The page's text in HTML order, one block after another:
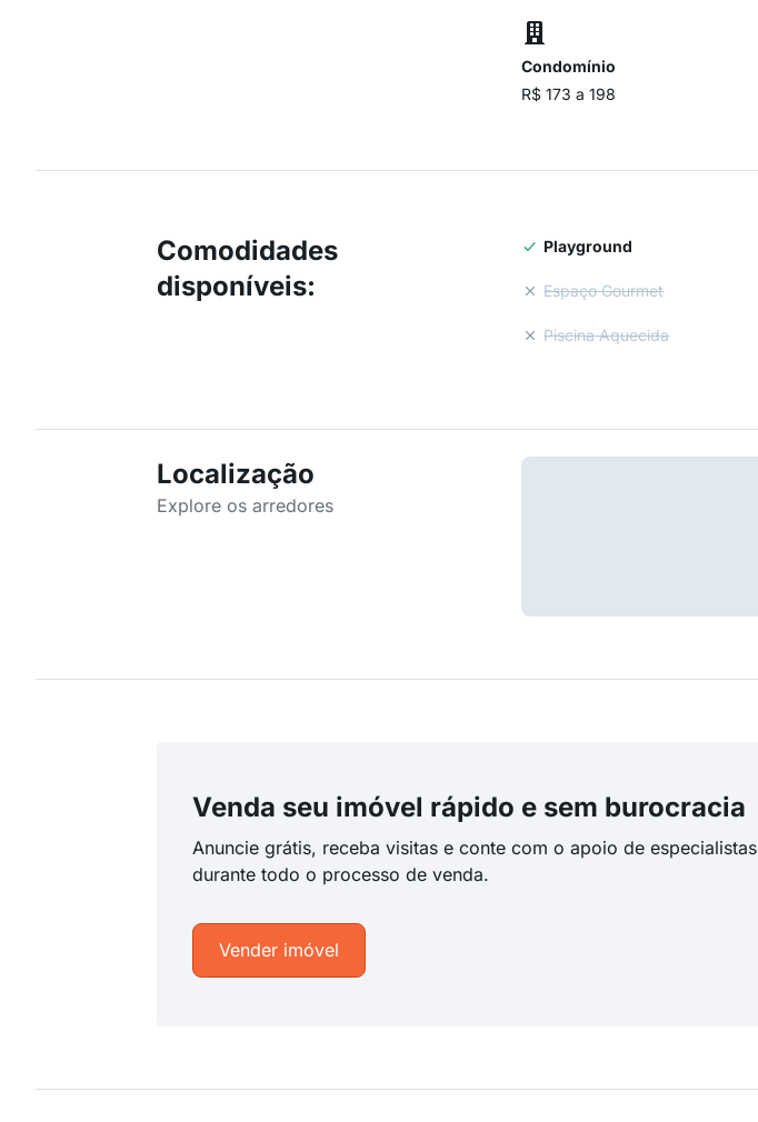
Condomínio
R$ 173 a 198
Comodidades
disponíveis:
Playground
Espaço Gourmet
Piscina Aquecida
Localização
Explore os arredores
Venda seu imóvel rápido e sem burocracia
Anuncie grátis, receba visitas e conte com o apoio de especialistas
durante todo o processo de venda.
Vender imóvel